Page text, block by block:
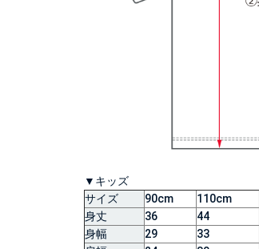
▼キッズ
サイズ
90cm 110cm
身丈
36 44
身幅
29 33